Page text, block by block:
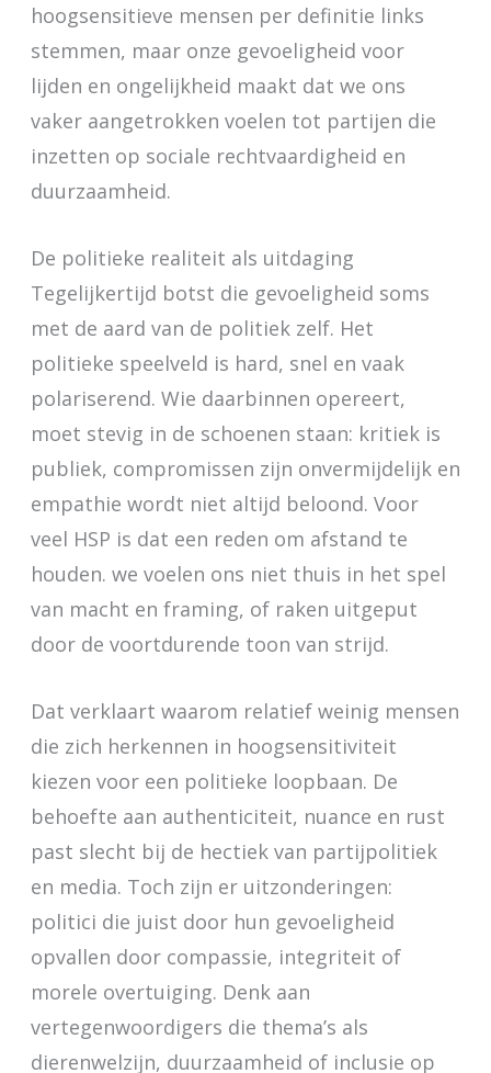
hoogsensitieve mensen per definitie links
stemmen, maar onze gevoeligheid voor
lijden en ongelijkheid maakt dat we ons
vaker aangetrokken voelen tot partijen die
inzetten op sociale rechtvaardigheid en
duurzaamheid.
De politieke realiteit als uitdaging
Tegelijkertijd botst die gevoeligheid soms
met de aard van de politiek zelf. Het
politieke speelveld is hard, snel en vaak
polariserend. Wie daarbinnen opereert,
moet stevig in de schoenen staan: kritiek is
publiek, compromissen zijn onvermijdelijk en
empathie wordt niet altijd beloond. Voor
veel HSP is dat een reden om afstand te
houden. we voelen ons niet thuis in het spel
van macht en framing, of raken uitgeput
door de voortdurende toon van strijd.
Dat verklaart waarom relatief weinig mensen
die zich herkennen in hoogsensitiviteit
kiezen voor een politieke loopbaan. De
behoefte aan authenticiteit, nuance en rust
past slecht bij de hectiek van partijpolitiek
en media. Toch zijn er uitzonderingen:
politici die juist door hun gevoeligheid
opvallen door compassie, integriteit of
morele overtuiging. Denk aan
vertegenwoordigers die thema’s als
dierenwelzijn, duurzaamheid of inclusie op